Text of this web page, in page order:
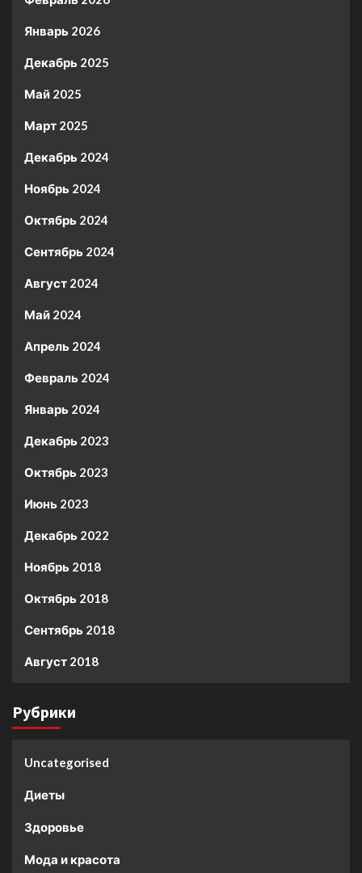
Январь 2026
Декабрь 2025
Май 2025
Март 2025
Декабрь 2024
Ноябрь 2024
Октябрь 2024
Сентябрь 2024
Август 2024
Май 2024
Апрель 2024
Февраль 2024
Январь 2024
Декабрь 2023
Октябрь 2023
Июнь 2023
Декабрь 2022
Ноябрь 2018
Октябрь 2018
Сентябрь 2018
Август 2018
Рубрики
Uncategorised
Диеты
Здоровье
Мода и красота